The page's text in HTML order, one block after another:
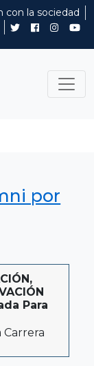
con la sociedad
por
Para
Carrera